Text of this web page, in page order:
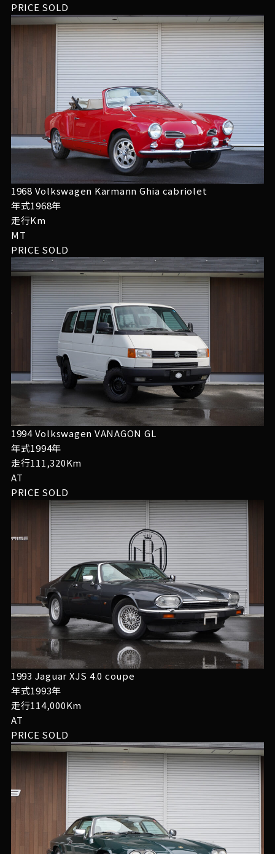
PRICE SOLD
1968 Volkswagen Karmann Ghia cabriolet
年式1968年
走行Km
MT
PRICE SOLD
1994 Volkswagen VANAGON GL
年式1994年
走行111,320Km
AT
PRICE SOLD
1993 Jaguar XJS 4.0 coupe
年式1993年
走行114,000Km
AT
PRICE SOLD